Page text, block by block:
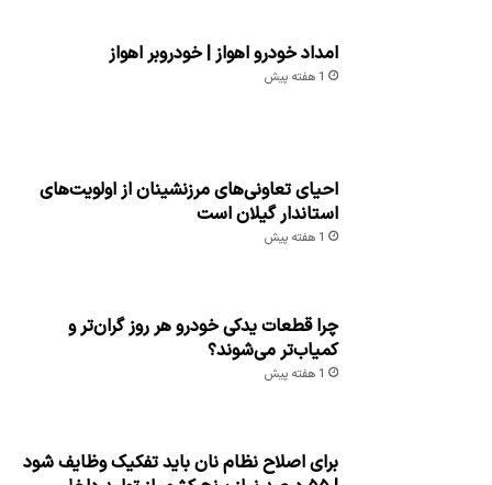
امداد خودرو اهواز | خودروبر اهواز
1 هفته پیش
احیای تعاونی‌های مرزنشینان از اولویت‌های
استاندار گیلان است
1 هفته پیش
چرا قطعات یدکی خودرو هر روز گران‌تر و
کمیاب‌تر می‌شوند؟
1 هفته پیش
برای اصلاح نظام نان باید تفکیک وظایف شود